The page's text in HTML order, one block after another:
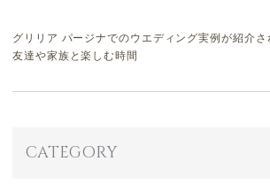
グリリア パージナでのウエディング実例が紹介
友達や家族と楽しむ時間
CATEGORY